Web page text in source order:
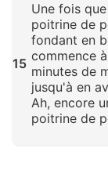
15
Une fois
poitrine de
fondant en
commence
minutes de
jusqu'à en
Ah, encore
poitrine de